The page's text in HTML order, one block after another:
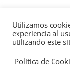
Utilizamos
experiencia al
utilizando este
Política de